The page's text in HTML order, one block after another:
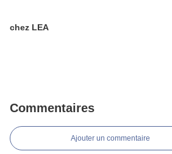
chez LEA
Commentaires
Ajouter un commentaire